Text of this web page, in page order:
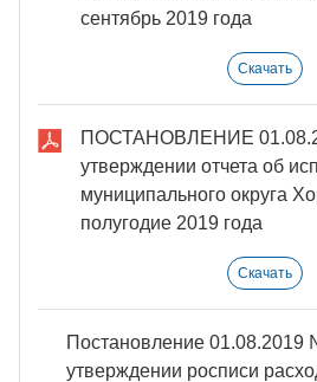
сентябрь 2019 года
Скачать
ПОСТАНОВЛЕНИЕ
утверждении отчета об
муниципального округа
полyгодие 2019 года
Скачать
Постановление
утверждении росписи